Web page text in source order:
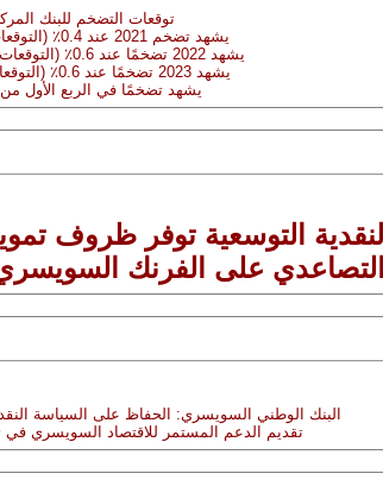
توقعات التضخم للبنك
يشهد تضخم 2021 عند 0.4٪ (التوقعات السابقة كانت 0.2 %)
يشهد 2022 تضخمًا عند 0.6٪ (التوقعات السابقة كانت عند 0.4 %)
يشهد 2023 تضخمًا عند 0.6٪ (التوقعات السابقة كانت 0.5 %)
يشهد تضخمًا في الربع الأول من عام 2024
التوسعية توفر ظروف
على الفرنك
البنك الوطني السويسري: الحفاظ على السياسة
تقديم الدعم المستمر للاقتصاد السويسري في